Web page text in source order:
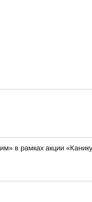
в рамках акции